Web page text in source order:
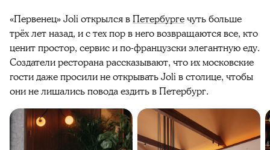
«Первенец» Joli открылся вПетербургечуть больше
трёх лет назад, и с тех пор в него возвращаются все, кто
ценит простор, сервис и по-французски элегантную еду.
Создатели ресторана рассказывают, что их московские
гости даже просили не открывать Joli в столице, чтобы
они не лишались повода ездить в Петербург.